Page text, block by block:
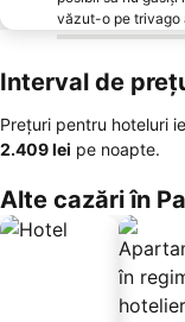
văzut-o pe trivago
Interval de
Prețuri pentru hoteluri
‎2.409 lei pe noapte.
Alte cazări în